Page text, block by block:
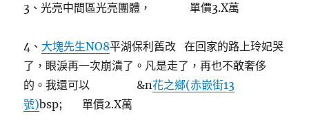
3、光亮中間區光亮團體， 單價3.X萬
4、 大塊先生NO8平湖保利舊改 在回家的路上玲妃哭
了，眼淚再一次崩潰了。凡是走了，再也不敢奢侈
的。我還可以 &n花之鄉(赤嵌街13
號)bsp; 單價2.X萬